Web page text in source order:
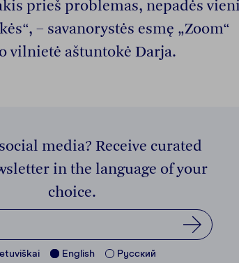
prieš problemas, nepadės vieni
– savanorystės esmę „Zoom“
vilnietė aštuntokė Darja.
media? Receive curated
in the language of your
choice.
English Pусский